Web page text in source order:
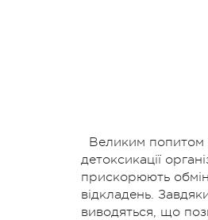
Великим попитом
детоксикації
прискорюють
відкладень.
виводяться, що